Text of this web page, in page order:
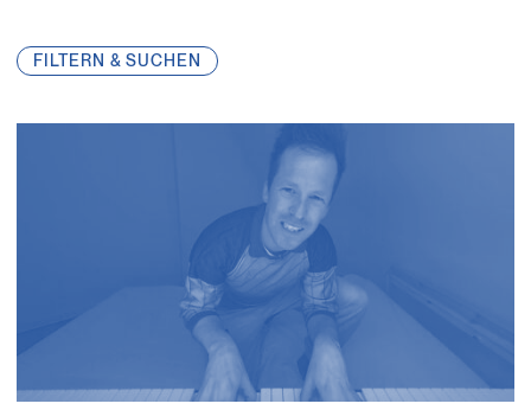
FILTERN & SUCHEN